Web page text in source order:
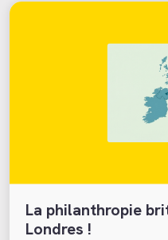
La philanthropie
Londres !